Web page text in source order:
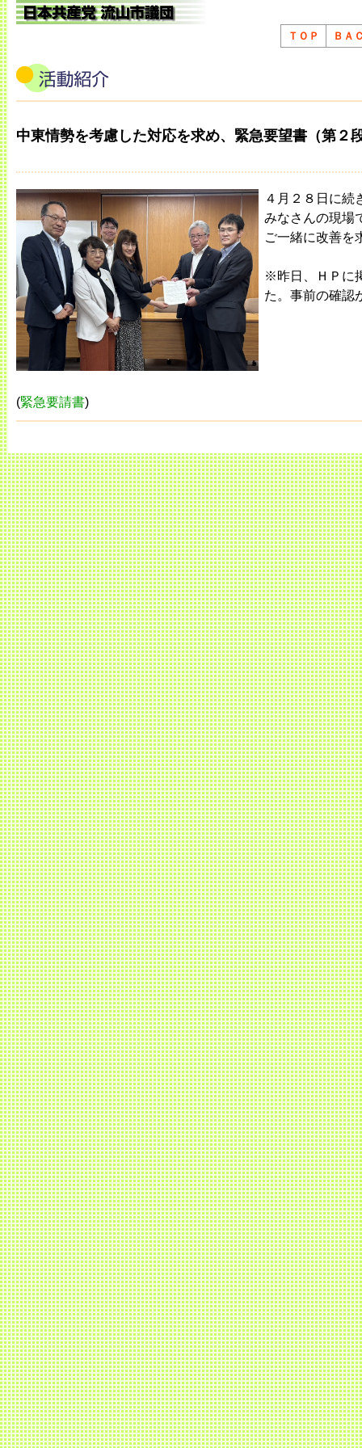
ＴＯＰ ＢＡ
中東情勢を考慮した対応を求め、緊急要望書（第２
４月２８日に続
みなさんの現場
ご一緒に改善を
※昨日、ＨＰに
た。事前の確認
(緊急要請書)